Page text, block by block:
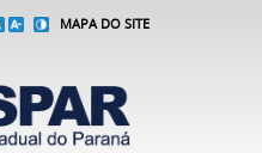
MAPA DO SITE